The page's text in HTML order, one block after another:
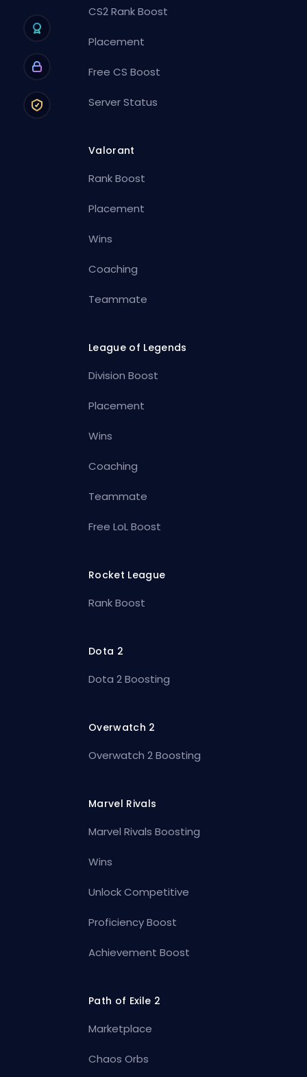
CS2 Rank Boost
Placement
Free CS Boost
Server Status
Valorant
Rank Boost
Placement
Wins
Coaching
Teammate
League of Legends
Division Boost
Placement
Wins
Coaching
Teammate
Free LoL Boost
Rocket League
Rank Boost
Dota 2
Dota 2 Boosting
Overwatch 2
Overwatch 2 Boosting
Marvel Rivals
Marvel Rivals Boosting
Wins
Unlock Competitive
Proficiency Boost
Achievement Boost
Path of Exile 2
Marketplace
Chaos Orbs